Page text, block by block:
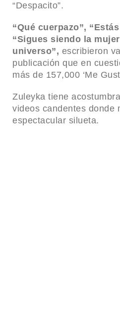
“Despacito”.
“Qué cuerpazo”,
“Sigues siendo la
universo”, escribieron
publicación que en
más de 157,000 ‘Me
Zuleyka tiene
videos candentes donde
espectacular silueta.
LA SOMBRA DE LA
DISCRIMINACIÓN:
DE MANUEL
EN QATAR